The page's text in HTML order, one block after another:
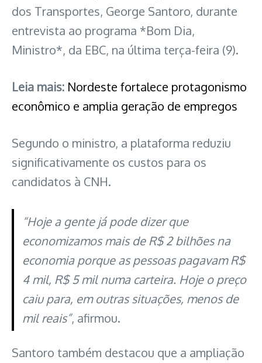
dos Transportes, George Santoro, durante
entrevista ao programa *Bom Dia,
Ministro*, da EBC, na última terça-feira (9).
Leia mais: Nordeste fortalece protagonismo
econômico e amplia geração de empregos
Segundo o ministro, a plataforma reduziu
significativamente os custos para os
candidatos à CNH.
“Hoje a gente já pode dizer que
economizamos mais de R$ 2 bilhões na
economia porque as pessoas pagavam R$
4 mil, R$ 5 mil numa carteira. Hoje o preço
caiu para, em outras situações, menos de
mil reais”, afirmou.
Santoro também destacou que a ampliação